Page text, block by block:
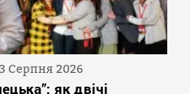
Серпня 2026
як двічі